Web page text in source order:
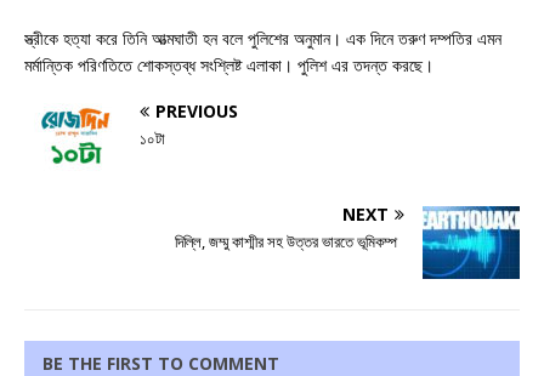
স্ত্রীকে হত্যা করে তিনি আত্মঘাতী হন বলে পুলিশের অনুমান। এক দিনে তরুণ দম্পতির এমন
মর্মান্তিক পরিণতিতে শোকস্তব্ধ সংশ্লিষ্ট এলাকা। পুলিশ এর তদন্ত করছে।
PREVIOUS
১০টা
NEXT
দিল্লি, জম্মু কাশ্মীর সহ উত্তর ভারতে ভূমিকম্প
BE THE FIRST TO COMMENT